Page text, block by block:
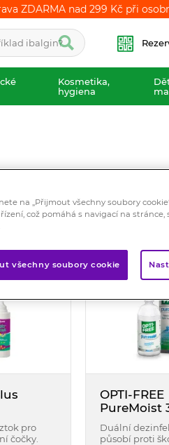
ZDARMA nad 299 Kč při
ZDARMA nad 299 Kč při
Kosmetika,
hygiena
pro
čočky.
OPTI-FREE
PureMoist
Duální
působí proti
na „Přijmout všechny soubory
což pomáhá s navigací na
všechny soubory cookie